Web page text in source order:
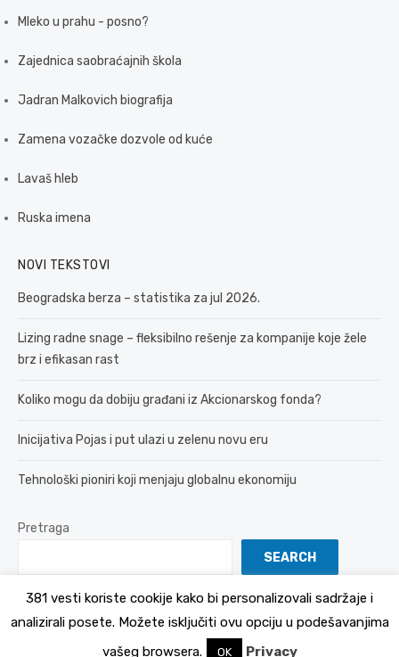
Mleko u prahu - posno?
Zajednica saobraćajnih škola
Jadran Malkovich biografija
Zamena vozačke dozvole od kuće
Lavaš hleb
Ruska imena
NOVI TEKSTOVI
Beogradska berza – statistika za jul 2026.
Lizing radne snage – fleksibilno rešenje za kompanije koje žele
brz i efikasan rast
Koliko mogu da dobiju građani iz Akcionarskog fonda?
Inicijativa Pojas i put ulazi u zelenu novu eru
Tehnološki pioniri koji menjaju globalnu ekonomiju
Pretraga
SEARCH
Politika Privatnosti
381 vesti koriste cookije kako bi personalizovali sadržaje i
analizirali posete. Možete isključiti ovu opciju u podešavanjima
vašeg browsera.
OK Privacy